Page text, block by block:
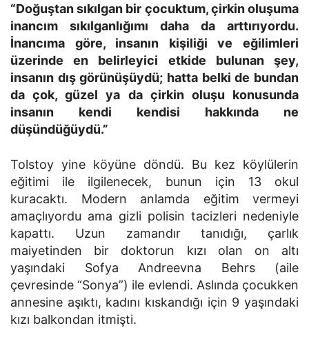
“Doğuştan sıkılgan bir çocuktum, çirkin oluşuma
inancım sıkılganlığımı daha da arttırıyordu.
İnancıma göre, insanın kişiliği ve eğilimleri
üzerinde en belirleyici etkide bulunan şey,
insanın dış görünüşüydü; hatta belki de bundan
da çok, güzel ya da çirkin oluşu konusunda
insanın kendi kendisi hakkında ne
düşündüğüydü.”
Tolstoy yine köyüne döndü. Bu kez köylülerin
eğitimi ile ilgilenecek, bunun için 13 okul
kuracaktı. Modern anlamda eğitim vermeyi
amaçlıyordu ama gizli polisin tacizleri nedeniyle
kapattı. Uzun zamandır tanıdığı, çarlık
maiyetinden bir doktorun kızı olan on altı
yaşındaki Sofya Andreevna Behrs (aile
çevresinde “Sonya”) ile evlendi. Aslında çocukken
annesine aşıktı, kadını kıskandığı için 9 yaşındaki
kızı balkondan itmişti.